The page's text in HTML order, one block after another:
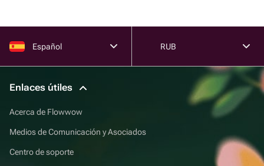
Español RUB
Enlaces útiles
Acerca de Flowwow
Medios de Comunicación y Asociados
Centro de soporte